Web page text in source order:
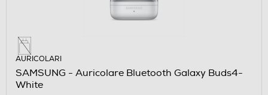
AURICOLARI
SAMSUNG - Auricolare Bluetooth Galaxy Buds4-
White